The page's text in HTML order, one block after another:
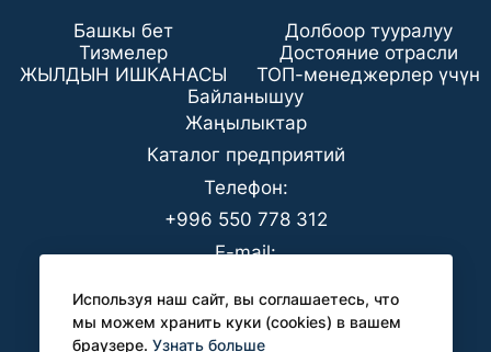
Используя наш сайт, вы соглашаетесь, что
мы можем хранить куки (cookies) в вашем
браузере. Узнать больше
Башкы бет
Долбоор тууралуу
Тизмелер
Достояние отрасли
ЖЫЛДЫН ИШКАНАСЫ
ТОП-менеджерлер үчүн
Байланышуу
Жаңылыктар
Каталог предприятий
Телефон:
+996 550 778 312
E-mail:
БААК үчүн:
pr@analyt-kg.com